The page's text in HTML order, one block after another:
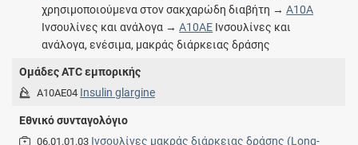
χρησιμοποιούμενα στον σακχαρώδη διαβήτη →A10A
Ινσουλίνες και ανάλογα →A10AE Ινσουλίνες και
ανάλογα, ενέσιμα, μακράς διάρκειας δράσης
Ομάδες ATC εμπορικής
A10AE04 Insulin glargine
Εθνικό συνταγολόγιο
06.01.01.03 Iνσουλίνες μακράς διάρκειας δράσης (Long-